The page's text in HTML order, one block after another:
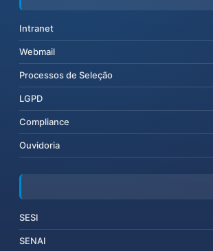
Intranet
Webmail
Processos de Seleção
LGPD
Compliance
Ouvidoria
SESI
SENAI